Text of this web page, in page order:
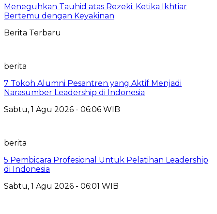
Meneguhkan Tauhid atas Rezeki: Ketika Ikhtiar
Bertemu dengan Keyakinan
Berita Terbaru
berita
7 Tokoh Alumni Pesantren yang Aktif Menjadi
Narasumber Leadership di Indonesia
Sabtu, 1 Agu 2026 - 06:06 WIB
berita
5 Pembicara Profesional Untuk Pelatihan Leadership
di Indonesia
Sabtu, 1 Agu 2026 - 06:01 WIB